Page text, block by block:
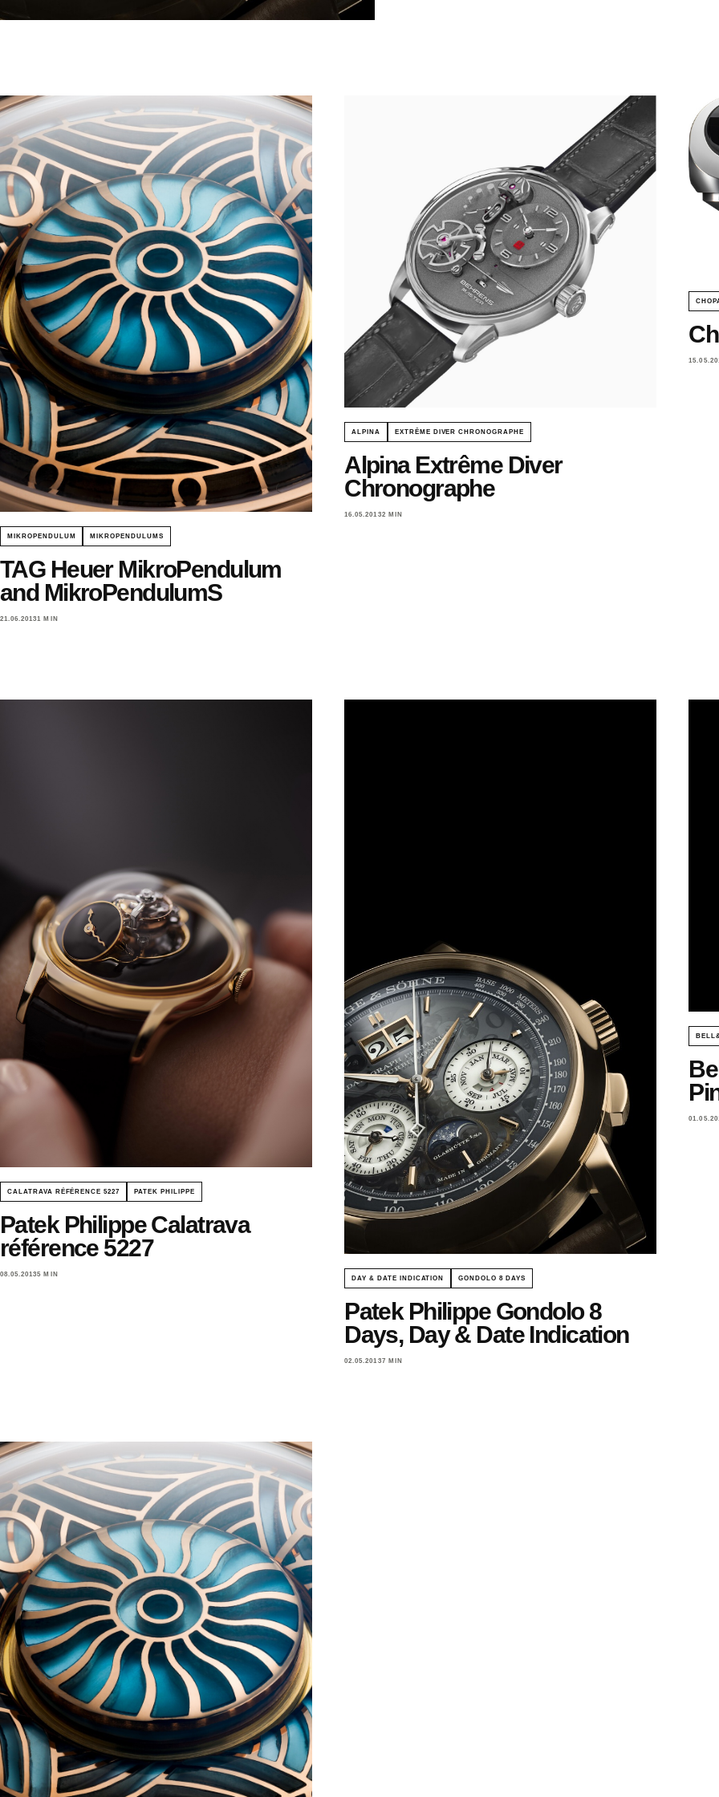
MIKROPENDULUM MIKROPENDULUMS
TAG Heuer MikroPendulum
and MikroPendulumS
21.06.20131 MIN
ALPINA EXTRÊME DIVER CHRONOGRAPHE
Alpina Extrême Diver
Chronographe
16.05.20132 MIN
CALATRAVA RÉFÉRENCE 5227 PATEK PHILIPPE
Patek Philippe Calatrava
référence 5227
08.05.20135 MIN
DAY & DATE INDICATION GONDOLO 8 DAYS
Patek Philippe Gondolo 8
Days, Day & Date Indication
02.05.20137 MIN